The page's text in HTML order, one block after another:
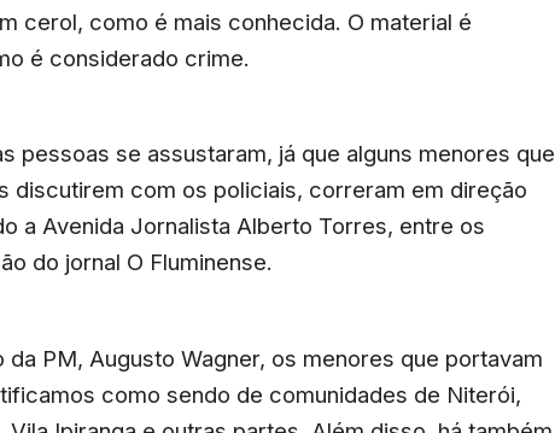
cerol, como é mais conhecida. O material é
é considerado crime.
pessoas se assustaram, já que alguns menores que
discutirem com os policiais, correram em direção
a Avenida Jornalista Alberto Torres, entre os
do jornal O Fluminense.
PM, Augusto Wagner, os menores que portavam
como sendo de comunidades de Niterói,